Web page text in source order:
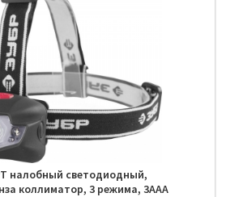
налобный светодиодный,
коллиматор, 3 режима, 3ААА